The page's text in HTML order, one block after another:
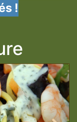
!
Next